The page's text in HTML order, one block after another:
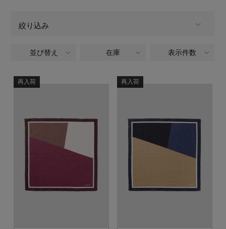
【ペプラム】トレンドシルエット
『ELLE』最新号掲載
【ジュエリー】シルバーでクールに
ボディバッグ・ウェストポーチ
クラッチバッグ
ボストンバッグ
帽子・イヤーマフ
アイウェア
グローブ
ピアス・イヤリング
ネックレス
バングル・ブレスレット
リング
コサージュ・ブローチ
すべてのランジェリー
ランジェリー
インナー
スポーツ
すべてのスポーツ
ウェア
バッグ・小物
特集一覧
絞り込み
商品タイプ ALL
CATEGORY ファッション小物
販売状況
並び替え 在庫 表示件数
再入荷 再入荷